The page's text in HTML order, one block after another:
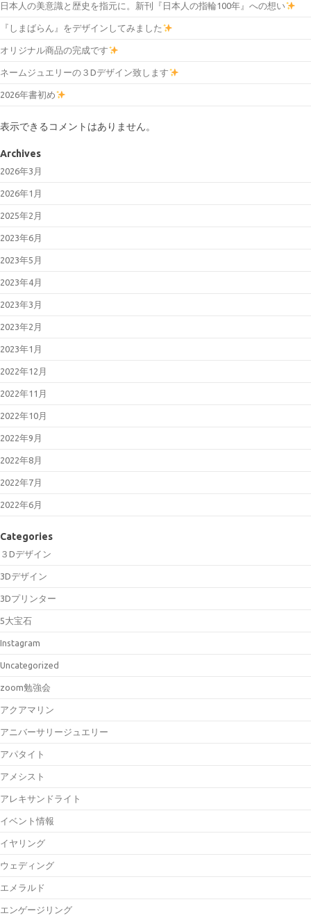
日本人の美意識と歴史を指元に。新刊『日本人の指輪100年』への想い
『しまばらん』をデザインしてみました
オリジナル商品の完成です
ネームジュエリーの３Dデザイン致します
2026年書初め
表示できるコメントはありません。
Archives
2026年3月
2026年1月
2025年2月
2023年6月
2023年5月
2023年4月
2023年3月
2023年2月
2023年1月
2022年12月
2022年11月
2022年10月
2022年9月
2022年8月
2022年7月
2022年6月
Categories
３Dデザイン
3Dデザイン
3Dプリンター
5大宝石
Instagram
Uncategorized
zoom勉強会
アクアマリン
アニバーサリージュエリー
アパタイト
アメシスト
アレキサンドライト
イベント情報
イヤリング
ウェディング
エメラルド
エンゲージリング